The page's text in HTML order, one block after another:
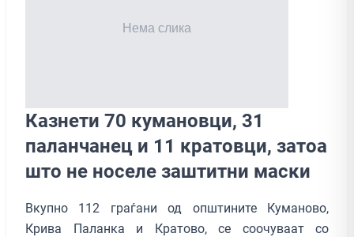
Казнети 70 кумановци, 31
паланчанец и 11 кратовци, затоа
што не носеле заштитни маски
Вкупно 112 граѓани од општините Куманово,
Крива Паланка и Кратово, се соочуваат со